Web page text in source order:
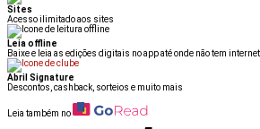
Sites
Acesso ilimitado aos sites
Leia offline
Baixe e leia as edições digitais no app até onde não tem internet
Abril Signature
Descontos, cashback, sorteios e muito mais
Leia também no